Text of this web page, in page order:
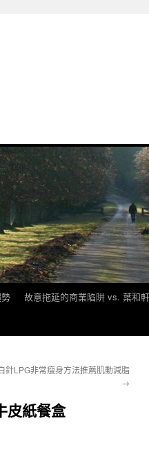
故意拖延的商業陷阱 vs. 葉和
針LPG非常瘦身方法推薦肌動減脂
→
皮紙餐盒